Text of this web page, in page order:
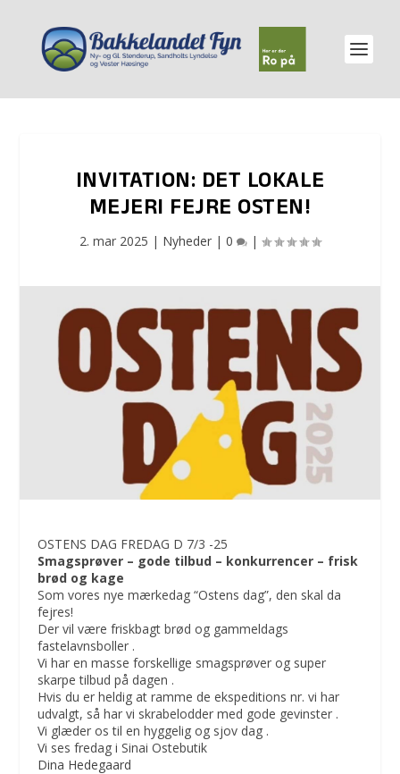
INVITATION: DET LOKALE
MEJERI FEJRE OSTEN!
2. mar 2025 | Nyheder | 0 |
OSTENS DAG FREDAG D 7/3 -25
Smagsprøver – gode tilbud – konkurrencer – frisk
brød og kage
Som vores nye mærkedag “Ostens dag”, den skal da
fejres!
Der vil være friskbagt brød og gammeldags
fastelavnsboller .
Vi har en masse forskellige smagsprøver og super
skarpe tilbud på dagen .
Hvis du er heldig at ramme de ekspeditions nr. vi har
udvalgt, så har vi skrabelodder med gode gevinster .
Vi glæder os til en hyggelig og sjov dag .
Vi ses fredag i Sinai Ostebutik
Dina Hedegaard